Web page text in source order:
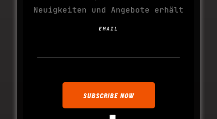
Neuigkeiten und Angebote erhält
EMAIL